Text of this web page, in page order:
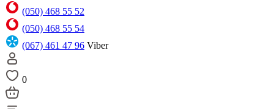
(050) 468 55 52
(050) 468 55 54
(067) 461 47 96 Viber
0